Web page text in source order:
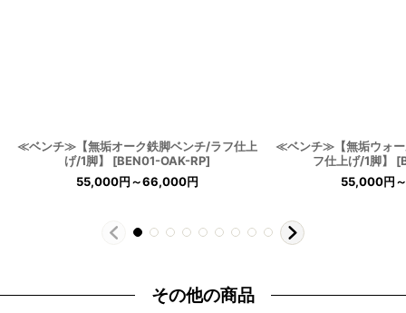
≪ベンチ≫【無垢オーク鉄脚ベンチ/ラフ仕上
げ/1脚】
[BEN01-OAK-RP]
55,000円～66,000円
≪ベンチ≫【無垢ウォ
フ仕上げ/1脚】
[
55,000円
その他の商品